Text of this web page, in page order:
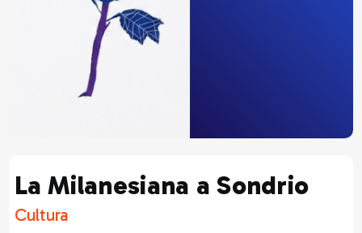
La Milanesiana a Sondrio
Cultura